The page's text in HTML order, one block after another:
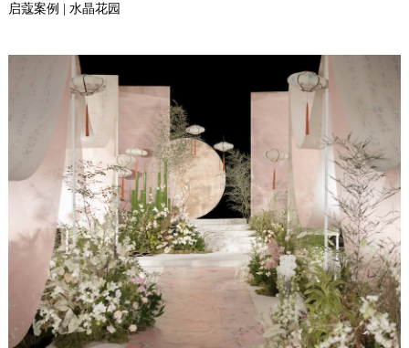
启蔻案例 | 水晶花园